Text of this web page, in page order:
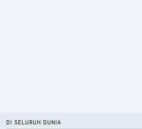
DI SELURUH DUNIA